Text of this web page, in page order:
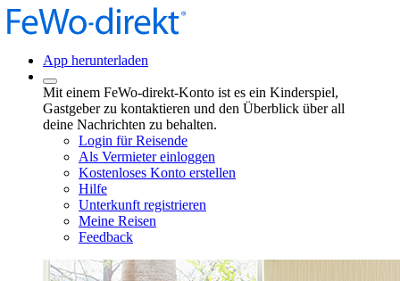
App herunterladen
Mit einem FeWo-direkt-Konto ist es ein Kinderspiel,
Gastgeber zu kontaktieren und den Überblick über all
deine Nachrichten zu behalten.
Login für Reisende
Als Vermieter einloggen
Kostenloses Konto erstellen
Hilfe
Unterkunft registrieren
Meine Reisen
Feedback